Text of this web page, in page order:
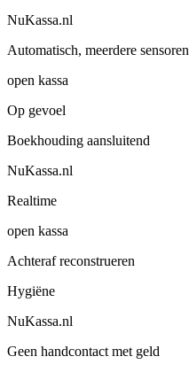
NuKassa.nl
Automatisch, meerdere sensoren
open kassa
Op gevoel
Boekhouding aansluitend
NuKassa.nl
Realtime
open kassa
Achteraf reconstrueren
Hygiëne
NuKassa.nl
Geen handcontact met geld